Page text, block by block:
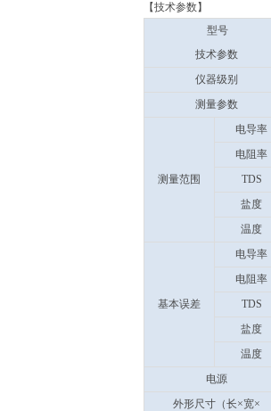
【技术参数】
型号
技术参数
仪器级别
测量参数
测量范围
电导率
电阻率
TDS
盐度
温度
基本误差
电导率
电阻率
TDS
盐度
温度
电源
外形尺寸（长×宽×